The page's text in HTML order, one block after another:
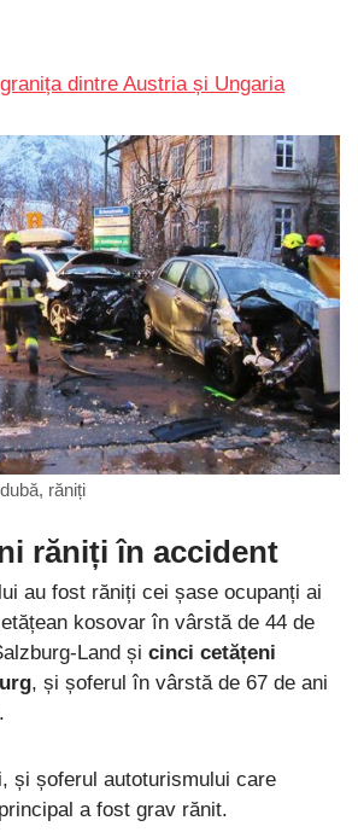
dintre Austria și Ungaria
răniți
răniți în accident
au fost răniți cei șase ocupanți ai
kosovar în vârstă de 44 de
Land și cinci cetățeni
, și șoferul în vârstă de 67 de ani
și șoferul autoturismului care
a fost grav rănit.